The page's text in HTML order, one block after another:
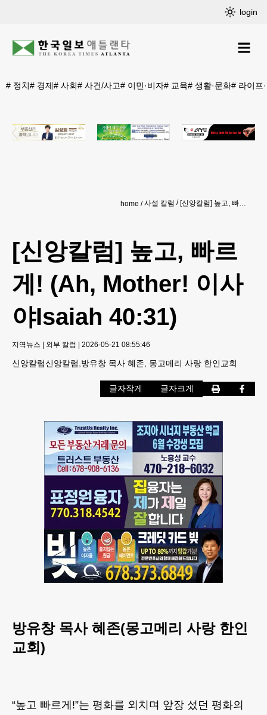
login
# 정치# 경제# 사회# 사건/사고# 이민·비자# 교육# 생활·문화# 라이프
home 사설 칼럼 [신앙칼럼] 높고, 빠르게! (Ah, Mother! 이사야Isaiah 40:31)
[신앙칼럼] 높고, 빠르
게! (Ah, Mother! 이사
야Isaiah 40:31)
지역뉴스 | 외부 칼럼 | 2026-05-21 08:55:46
신앙칼럼신앙칼럼,방유창 목사 혜존, 몽고메리 사랑 한인교회
글자작게 글자크게
방유창 목사 혜존(몽고메리 사랑 한인
교회)
“높고 빠르게!”는 평화를 외치며 앞장 섰던 평화의